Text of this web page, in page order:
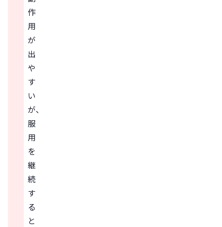
作
用
が
出
や
す
い
が、
服
用
を
継
続
す
る
と